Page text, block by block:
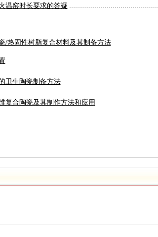
温窑时长要求的答疑
/热固性树脂复合材料及其制备方法
卫生陶瓷制备方法
复合陶瓷及其制作方法和应用